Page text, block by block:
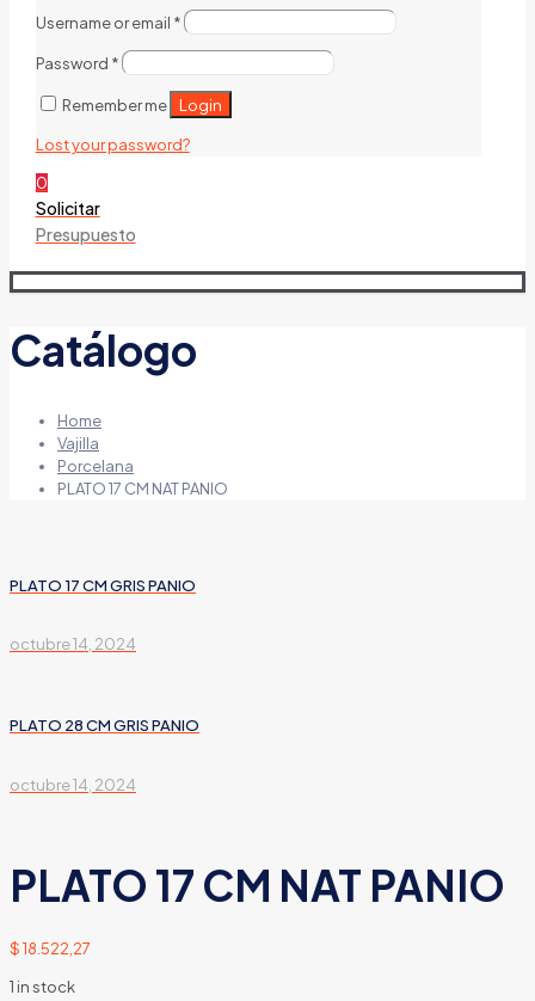
Username or email *
Password *
Remember me Login
Lost your password?
0
Solicitar
Presupuesto
Catálogo
Home
Vajilla
Porcelana
PLATO 17 CM NAT PANIO
PLATO 17 CM GRIS PANIO
octubre 14, 2024
PLATO 28 CM GRIS PANIO
octubre 14, 2024
PLATO 17 CM NAT PANIO
$18.522,27
1 in stock